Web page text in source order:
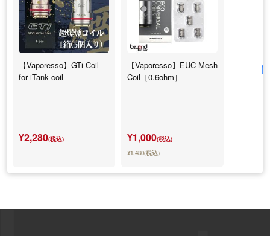
【Vaporesso】GTi Coil
for iTank coil
¥2,280(税込)
【Vaporesso】EUC Mesh
Coil［0.6ohm］
¥1,000(税込)
¥1,480(税込)